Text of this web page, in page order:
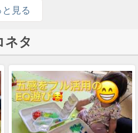
と見る
ネタ